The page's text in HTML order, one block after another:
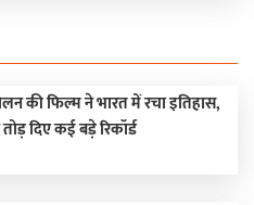
की फिल्म ने भारत में रचा इतिहास,
दिए कई बड़े रिकॉर्ड